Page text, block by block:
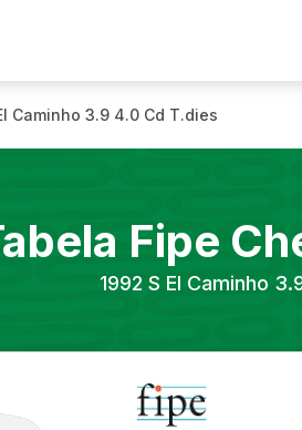
Caminho 3.9 4.0 Cd T.dies
Fipe
1992 S El Caminho